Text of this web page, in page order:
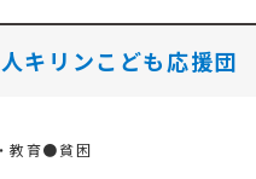
キリンこども応援団
教育●貧困